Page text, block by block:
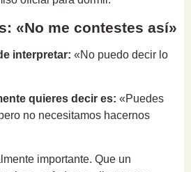
«No me contestes así»
interpretar: «No puedo decir lo
quieres decir es: «Puedes
no necesitamos hacernos
importante. Que un